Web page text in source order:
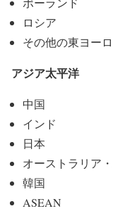
ロシア
その他の東ヨー
アジア太平洋
中国
インド
日本
オーストラリア
韓国
ASEAN